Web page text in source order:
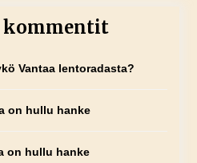
kommentit
Vantaa lentoradasta?
on hullu hanke
on hullu hanke